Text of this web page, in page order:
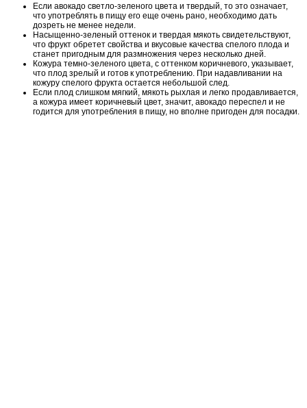
Если авокадо светло-зеленого цвета и твердый, то это означает,
что употреблять в пищу его еще очень рано, необходимо дать
дозреть не менее недели.
Насыщенно-зеленый оттенок и твердая мякоть свидетельствуют,
что фрукт обретет свойства и вкусовые качества спелого плода и
станет пригодным для размножения через несколько дней.
Кожура темно-зеленого цвета, с оттенком коричневого, указывает,
что плод зрелый и готов к употреблению. При надавливании на
кожуру спелого фрукта остается небольшой след.
Если плод слишком мягкий, мякоть рыхлая и легко продавливается,
а кожура имеет коричневый цвет, значит, авокадо переспел и не
годится для употребления в пищу, но вполне пригоден для посадки.